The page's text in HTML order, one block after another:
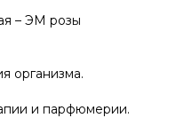
– ЭМ розы
организма.
и парфюмерии.